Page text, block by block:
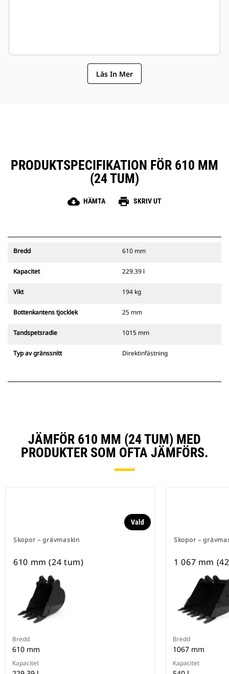
Läs In Mer
PRODUKTSPECIFIKATION FÖR 610 MM
(24 TUM)
cloud_download HÄMTA print SKRIV UT
Bredd 610 mm
Kapacitet 229.39 l
Vikt 194 kg
Bottenkantens tjocklek 25 mm
Tandspetsradie 1015 mm
Typ av gränssnitt Direktinfästning
JÄMFÖR 610 MM (24 TUM) MED
PRODUKTER SOM OFTA JÄMFÖRS.
Skopor – grävmaskin
Vald
610 mm (24 tum)
Bredd
610 mm
Kapacitet
Skopor –
1 067 mm
Bredd
1067 mm
Kapacitet